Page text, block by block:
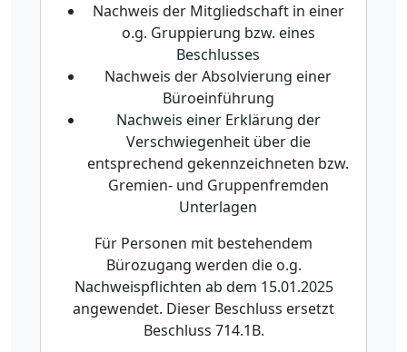
Nachweis der Mitgliedschaft in einer
o.g. Gruppierung bzw. eines
Beschlusses
Nachweis der Absolvierung einer
Büroeinführung
Nachweis einer Erklärung der
Verschwiegenheit über die
entsprechend gekennzeichneten bzw.
Gremien- und Gruppenfremden
Unterlagen
Für Personen mit bestehendem
Bürozugang werden die o.g.
Nachweispflichten ab dem 15.01.2025
angewendet. Dieser Beschluss ersetzt
Beschluss 714.1B.